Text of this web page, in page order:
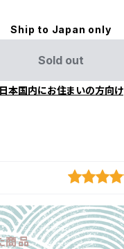
Ship to Japan only
Sold out
日本国内にお住まいの方向け
商品